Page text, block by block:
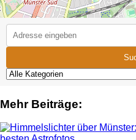
Mehr Beiträge: